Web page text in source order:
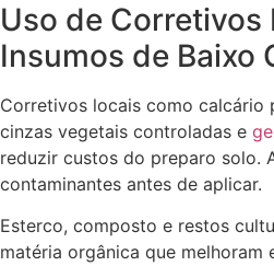
Uso de Corretivos
Insumos de Baixo
Corretivos locais como calcário
cinzas vegetais controladas e
reduzir custos do preparo solo.
contaminantes antes de aplicar.
Esterco, composto e restos
matéria orgânica que melhoram